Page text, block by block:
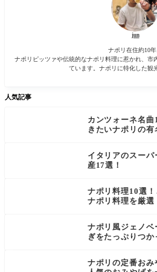
jun
ナポリ在住約10年
ナポリピッツァや伝統的なナポリ料理に惹かれ、市
ています。ナポリに特化した観
人気記事
カンツォーネ名
きたいナポリの有
イタリアのスー
産17選！
ナポリ料理10選
ナポリ料理を厳選
ナポリ風ジェノ
ぎをたっぷりつ
ナポリの定番お